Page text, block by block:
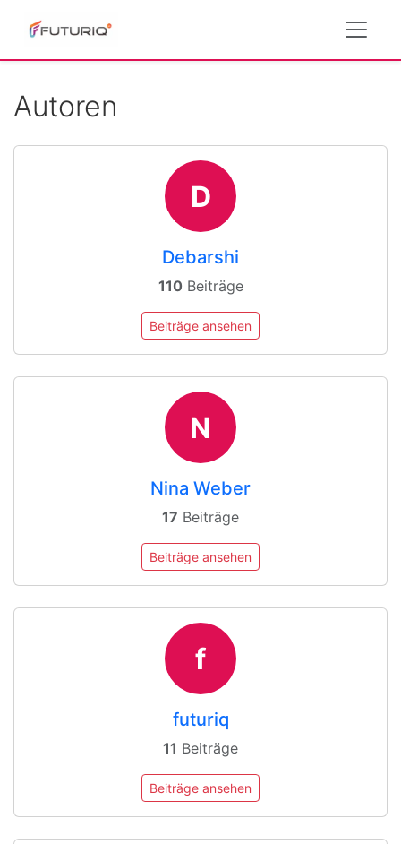
Autoren
D
Debarshi
110Beiträge
Beiträge ansehen
N
Nina Weber
17 Beiträge
Beiträge ansehen
f
futuriq
11 Beiträge
Beiträge ansehen